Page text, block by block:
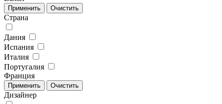
Страна
Дания
Испания
Италия
Португалия
Франция
Дизайнер